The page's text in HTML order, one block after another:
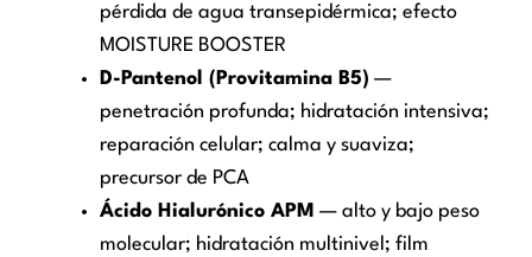
pérdida de agua transepidérmica; efecto
MOISTURE BOOSTER
D-Pantenol (Provitamina B5) —
penetración profunda; hidratación intensiva;
reparación celular; calma y suaviza;
precursor de PCA
Ácido Hialurónico APM — alto y bajo peso
molecular; hidratación multinivel; film